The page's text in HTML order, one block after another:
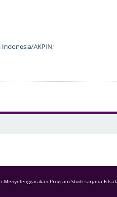
Indonesia/AKPIN;
Menyelenggarakan Program Studi sarjana